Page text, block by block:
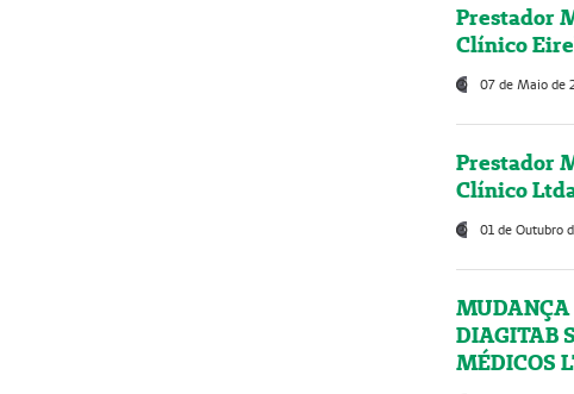
Prestador
Clínico
07 de Maio de
Prestador
Clínico
01 de Outubro
MUDANÇA
DIAGITAB
MÉDICOS